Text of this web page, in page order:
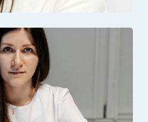
медична консультація